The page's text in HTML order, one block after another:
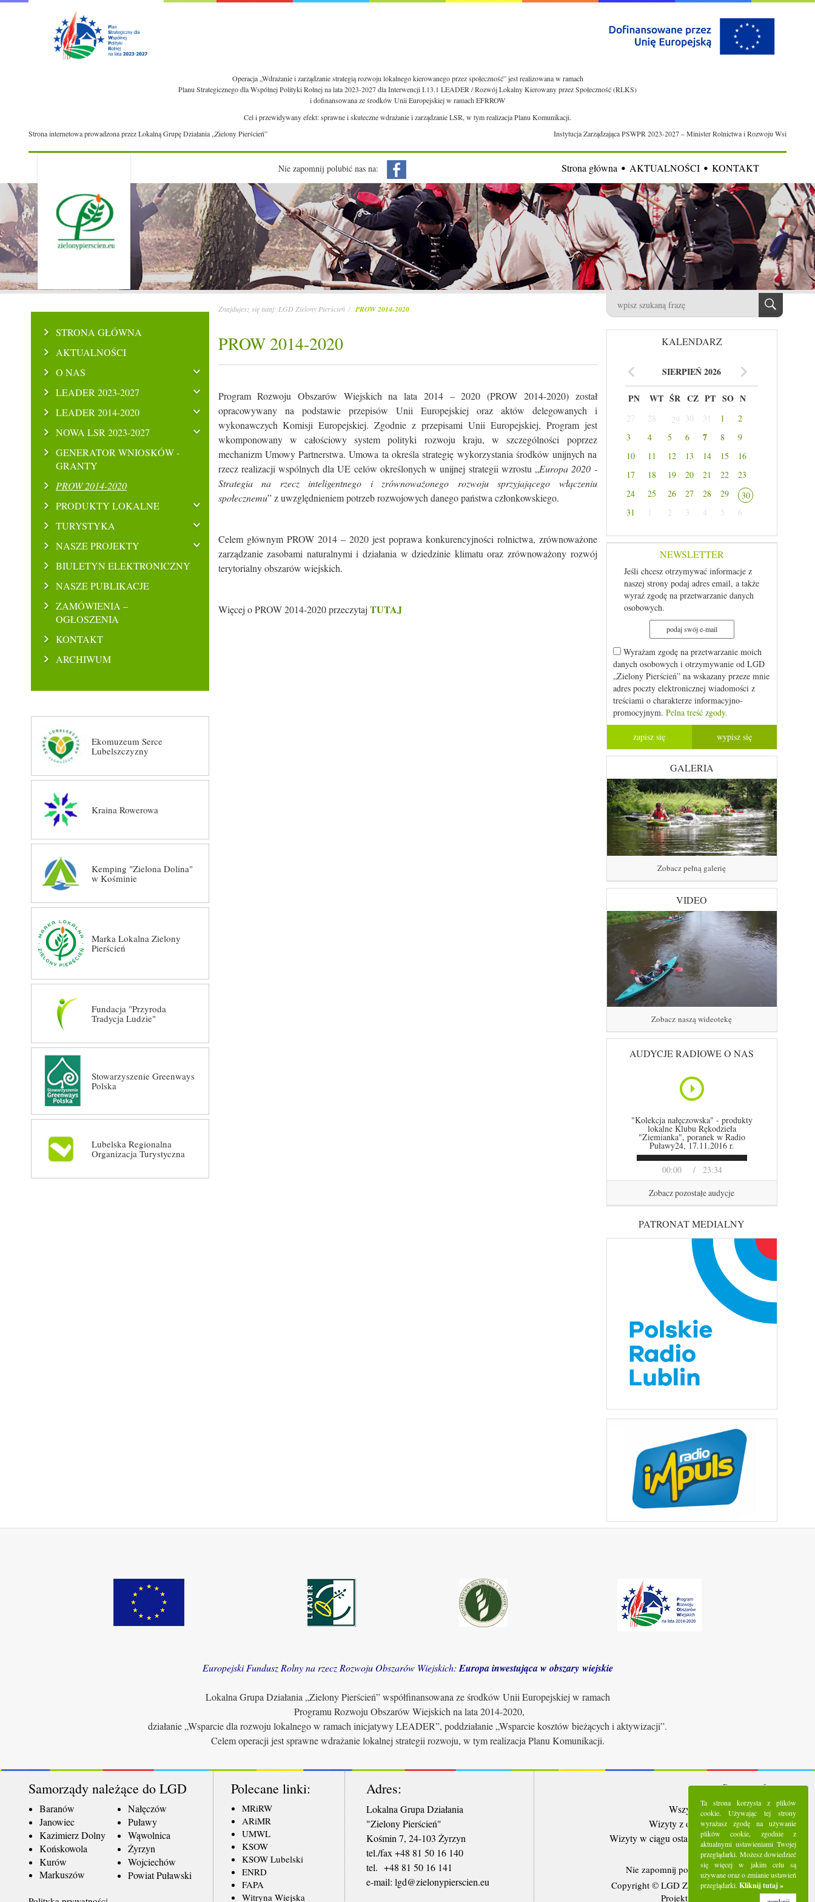
Operacja „Wdrażanie i zarządzanie strategią rozwoju lokalnego kierowanego przez społeczność” jest realizowana w ramach
Planu Strategicznego dla Wspólnej Polityki Rolnej na lata 2023-2027 dla Interwencji I.13.1 LEADER / Rozwój Lokalny Kierowany przez Społeczność (RLKS)
i dofinansowana ze środków Unii Europejskiej w ramach EFRROW
Cel i przewidywany efekt: sprawne i skuteczne wdrażanie i zarządzanie LSR, w tym realizacja Planu Komunikacji.
Strona internetowa prowadzona przez Lokalną Grupę Działania „Zielony Pierścień”
Instytucja Zarządzająca PSWPR 2023-2027 – Minister Rolnictwa i Rozwoju Wsi
Nie zapomnij polubić nas na: Strona główna AKTUALNOŚCI KONTAKT
STRONA GŁÓWNA
AKTUALNOŚCI
O NAS
LEADER 2023-2027
LEADER 2014-2020
NOWA LSR 2023-2027
GENERATOR WNIOSKÓW -
GRANTY
PROW 2014-2020
PRODUKTY LOKALNE
TURYSTYKA
NASZE PROJEKTY
BIULETYN ELEKTRONICZNY
NASZE PUBLIKACJE
ZAMÓWIENIA –
OGŁOSZENIA
KONTAKT
ARCHIWUM
Ekomuzeum Serce
Lubelszczyzny
Kraina Rowerowa
Kemping "Zielona Dolina"
w Kośminie
Marka Lokalna Zielony
Pierścień
Fundacja "Przyroda
Tradycja Ludzie"
Stowarzyszenie Greenways
Polska
Lubelska Regionalna
Organizacja Turystyczna
Znajdujesz się tutaj: LGD Zielony Pierścień PROW 2014-2020
PROW 2014-2020
Program Rozwoju Obszarów Wiejskich na lata 2014 – 2020 (PROW 2014-2020) został
opracowywany na podstawie przepisów Unii Europejskiej oraz aktów delegowanych i
wykonawczych Komisji Europejskiej. Zgodnie z przepisami Unii Europejskiej, Program jest
wkomponowany w całościowy system polityki rozwoju kraju, w szczególności poprzez
mechanizm Umowy Partnerstwa. Umowa ta określa strategię wykorzystania środków unijnych na
rzecz realizacji wspólnych dla UE celów określonych w unijnej strategii wzrostu „Europa 2020 -
Strategia na rzecz inteligentnego i zrównoważonego rozwoju sprzyjającego włączeniu
społecznemu” z uwzględnieniem potrzeb rozwojowych danego państwa członkowskiego.
Celem głównym PROW 2014 – 2020 jest poprawa konkurencyjności rolnictwa, zrównoważone
zarządzanie zasobami naturalnymi i działania w dziedzinie klimatu oraz zrównoważony rozwój
terytorialny obszarów wiejskich.
Więcej o PROW 2014-2020 przeczytaj TUTAJ
KALENDARZ
SIERPIEŃ 2026
PN WT ŚR CZ PT SO N
27 28 29 30 31 1
2
3
4 5 6 7 8
9
10
11 12 13 14 15
16
17
18 19 20 21 22
23
24
25 26 27 28 29
30
31
1 2 3 4 5 6
NEWSLETTER
Jeśli chcesz otrzymywać informacje z
naszej strony podaj adres email, a także
wyraź zgodę na przetwarzanie danych
osobowych.
Wyrażam zgodę na przetwarzanie moich
danych osobowych i otrzymywanie od LGD
„Zielony Pierścień” na wskazany przeze mnie
adres poczty elektronicznej wiadomości z
treściami o charakterze informacyjno-
promocyjnym. Pelna treść zgody.
GALERIA
Zobacz pełną galerię
VIDEO
Zobacz naszą wideotekę
AUDYCJE RADIOWE O NAS
00:00 23:34
"Kolekcja nałęczowska" - produkty
lokalne Klubu Rękodzieła
"Ziemianka", poranek w Radio
Puławy24, 17.11.2016 r.
Zobacz pozostałe audycje
PATRONAT MEDIALNY
Europejski Fundusz Rolny na rzecz Rozwoju Obszarów Wiejskich: Europa inwestująca w obszary wiejskie
Lokalna Grupa Działania „Zielony Pierścień” współfinansowana ze środków Unii Europejskiej w ramach
Programu Rozwoju Obszarów Wiejskich na lata 2014-2020,
działanie „Wsparcie dla rozwoju lokalnego w ramach inicjatywy LEADER”, poddziałanie „Wsparcie kosztów bieżących i aktywizacji”.
Celem operacji jest sprawne wdrażanie lokalnej strategii rozwoju, w tym realizacja Planu Komunikacji.
Samorządy należące do LGD
Baranów
Janowiec
Kazimierz Dolny
Końskowola
Kurów
Markuszów
Nałęczów
Puławy
Wąwolnica
Żyrzyn
Wojciechów
Powiat Puławski
Polecane linki:
MRiRW
ARiMR
UMWL
KSOW
KSOW Lubelski
ENRD
FAPA
Witryna Wiejska
Adres:
Lokalna Grupa Działania
"Zielony Pierścień"
Kośmin 7, 24-103 Żyrzyn
tel./fax +48 81 50 16 140
tel. +48 81 50 16 141
​e-mail: lgd@zielonypierscien.eu
Statystyki:
Wszystkie wizyty: 5286214
Wizyty z ostatnich 30 dni: 91576
Wizyty w ciągu ostatniego tygodnia:
20757
Użytkownicy online: 4
Nie zapomnij polubić nas na Facebooku
Copyright © LGD Zielony Pierścień - 2016.
Projekt i wykonanie - Freeline.
Ta strona korzysta z plików
cookie. Używając tej strony
wyrażasz zgodę na używanie
plików cookie, zgodnie z
aktualnymi ustawieniami Twojej
przeglądarki. Możesz dowiedzieć
się więcej w jakim celu są
używane oraz o zmianie ustawień
przeglądarki. Kliknij tutaj »